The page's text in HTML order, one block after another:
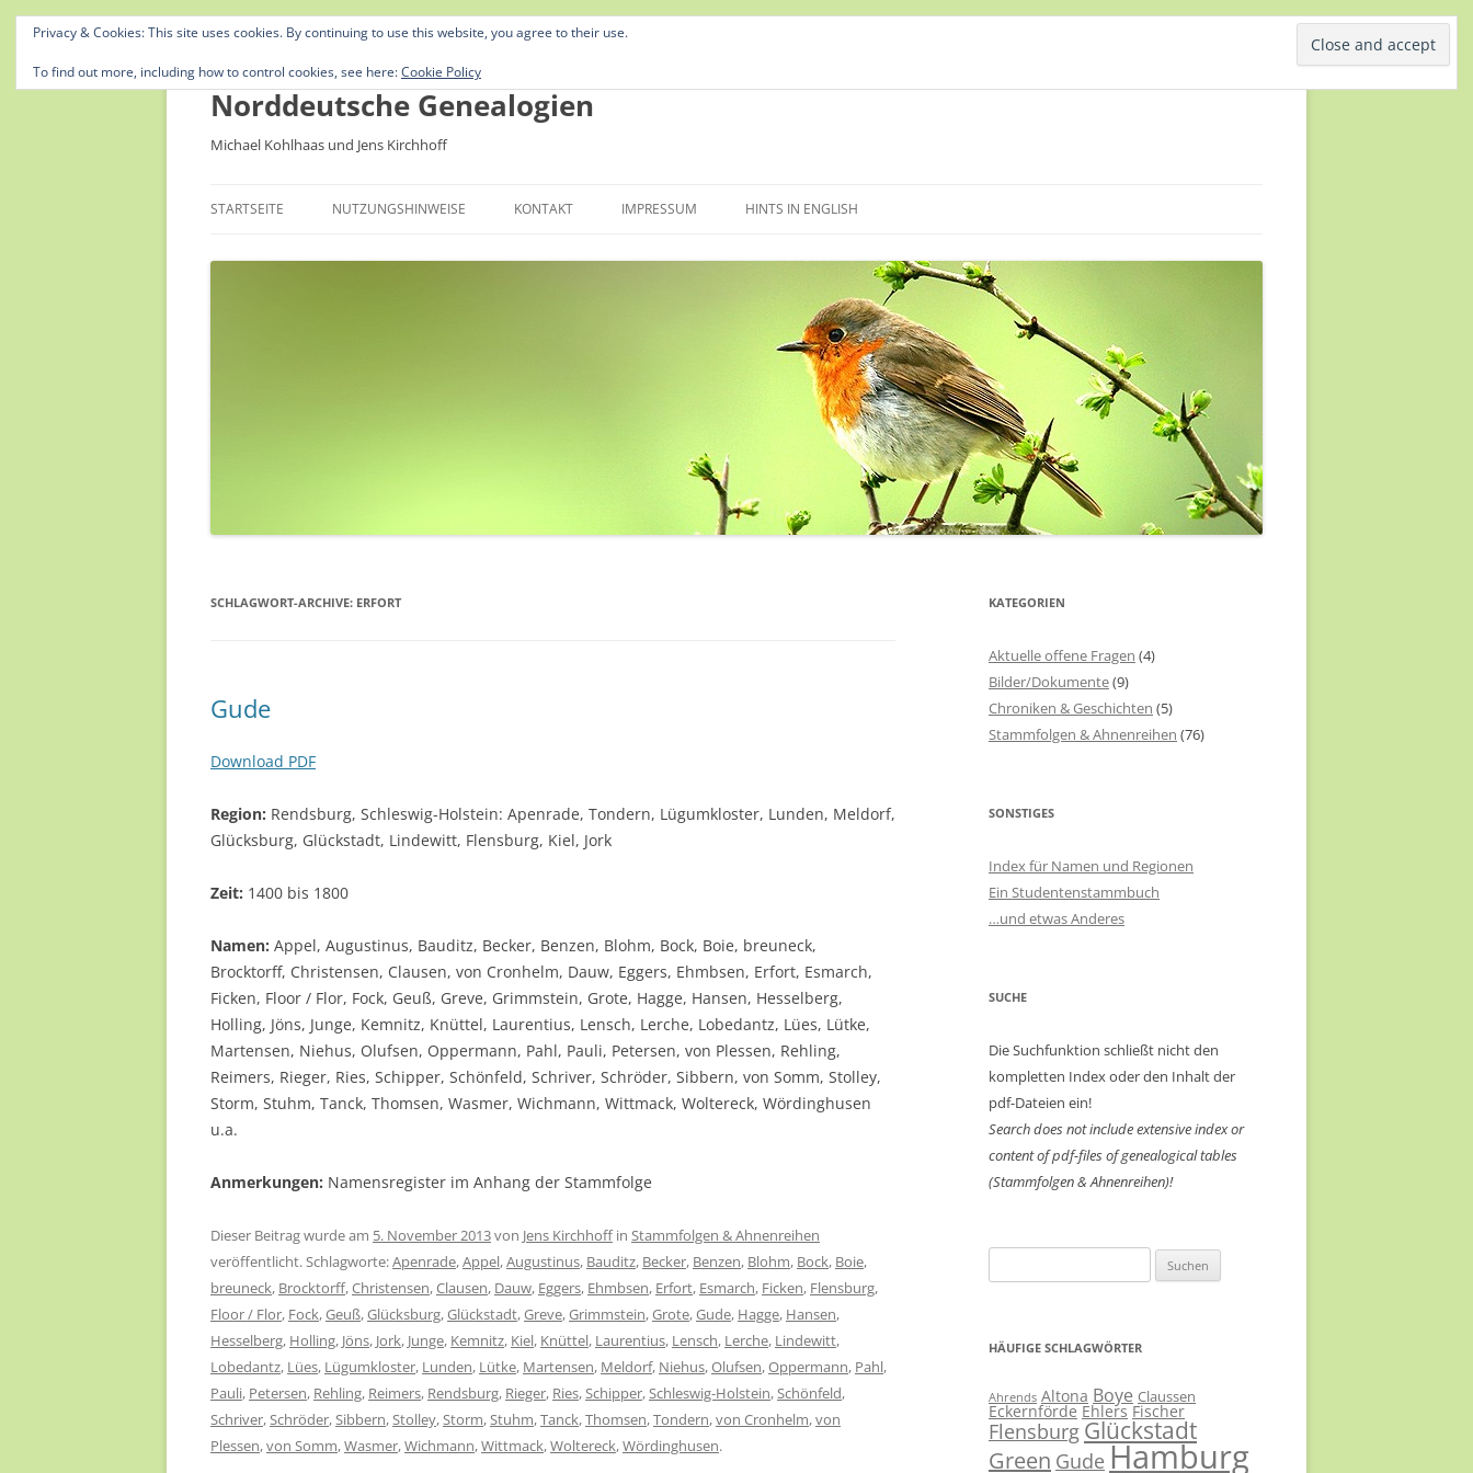
Norddeutsche Genealogien
Michael Kohlhaas und Jens Kirchhoff
Inhalt
STARTSEITE NUTZUNGSHINWEISE KONTAKT IMPRESSUM HINTS IN ENGLISH
SCHLAGWORT-ARCHIVE: ERFORT
Gude
Download PDF
Region: Rendsburg, Schleswig-Holstein: Apenrade, Tondern, Lügumkloster, Lunden, Meldorf,
Glücksburg, Glückstadt, Lindewitt, Flensburg, Kiel, Jork
Zeit: 1400 bis 1800
Namen: Appel, Augustinus, Bauditz, Becker, Benzen, Blohm, Bock, Boie, breuneck,
Brocktorff, Christensen, Clausen, von Cronhelm, Dauw, Eggers, Ehmbsen, Erfort, Esmarch,
Ficken, Floor / Flor, Fock, Geuß, Greve, Grimmstein, Grote, Hagge, Hansen, Hesselberg,
Holling, Jöns, Junge, Kemnitz, Knüttel, Laurentius, Lensch, Lerche, Lobedantz, Lües, Lütke,
Martensen, Niehus, Olufsen, Oppermann, Pahl, Pauli, Petersen, von Plessen, Rehling,
Reimers, Rieger, Ries, Schipper, Schönfeld, Schriver, Schröder, Sibbern, von Somm, Stolley,
Storm, Stuhm, Tanck, Thomsen, Wasmer, Wichmann, Wittmack, Woltereck, Wördinghusen
u.a.
Anmerkungen: Namensregister im Anhang der Stammfolge
Dieser Beitrag wurde am 5. November 2013von Jens Kirchhoffin Stammfolgen & Ahnenreihen
veröffentlicht. Schlagworte:Apenrade,Appel,Augustinus, Bauditz, Becker, Benzen, Blohm, Bock, Boie,
breuneck, Brocktorff,Christensen,Clausen, Dauw, Eggers, Ehmbsen, Erfort, Esmarch, Ficken, Flensburg,
Floor / Flor, Fock,Geuß,Glücksburg,Glückstadt,Greve,Grimmstein,Grote,Gude, Hagge, Hansen,
Hesselberg, Holling, Jöns, Jork, Junge, Kemnitz, Kiel, Knüttel, Laurentius, Lensch, Lerche, Lindewitt,
Lobedantz, Lües, Lügumkloster, Lunden, Lütke, Martensen, Meldorf, Niehus,Olufsen,Oppermann, Pahl,
Pauli, Petersen, Rehling, Reimers, Rendsburg, Rieger, Ries,Schipper,Schleswig-Holstein,Schönfeld,
Schriver,Schröder,Sibbern,Stolley,Storm,Stuhm,Tanck,Thomsen,Tondern,von Cronhelm,von
Plessen,von Somm,Wasmer,Wichmann,Wittmack,Woltereck,Wördinghusen.
KATEGORIEN
Aktuelle offene Fragen (4)
Bilder/Dokumente(9)
Chroniken & Geschichten (5)
Stammfolgen & Ahnenreihen (76)
SONSTIGES
Index für Namen und Regionen
Ein Studentenstammbuch
…und etwas Anderes
SUCHE
Die Suchfunktion schließt nicht den
kompletten Index oder den Inhalt der
pdf-Dateien ein!
Search does not include extensive index or
content ofpdf-files of genealogical tables
(Stammfolgen & Ahnenreihen)!
nach:
HÄUFIGE SCHLAGWÖRTER
Ahrends Altona Boye Claussen
Eckernförde Ehlers Fischer
Flensburg Glückstadt
Green Gude Hamburg
Privacy & Cookies: This site uses cookies. By continuing to use this website, you agree to their use.
To find out more, including how to control cookies, see here:Cookie Policy